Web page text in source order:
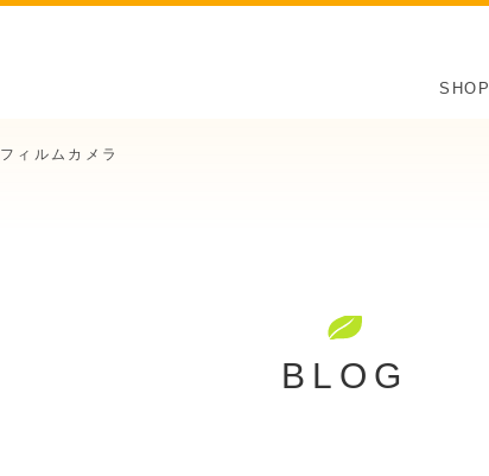
SHOP
フィルムカメラ
BLOG